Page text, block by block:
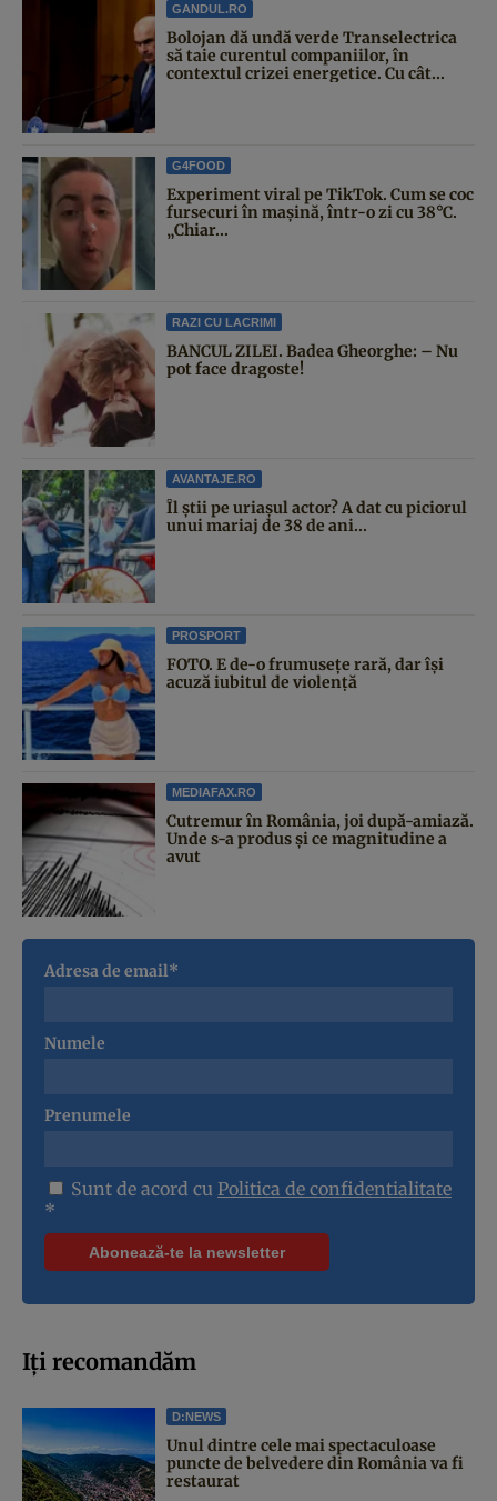
GANDUL.RO
Bolojan dă undă verde Transelectrica
să taie curentul companiilor, în
contextul crizei energetice. Cu cât...
G4FOOD
Experiment viral pe TikTok. Cum se coc
fursecuri în mașină, într-o zi cu 38°C.
„Chiar...
RAZI CU LACRIMI
BANCUL ZILEI. Badea Gheorghe: – Nu
pot face dragoste!
AVANTAJE.RO
Îl știi pe uriașul actor? A dat cu piciorul
unui mariaj de 38 de ani...
PROSPORT
FOTO. E de-o frumusețe rară, dar își
acuză iubitul de violență
MEDIAFAX.RO
Cutremur în România, joi după-amiază.
Unde s-a produs și ce magnitudine a
avut
Adresa de email*
Numele
Prenumele
Sunt de acord cu Politica de confidentialitate
*
Iți recomandăm
D:NEWS
Unul dintre cele mai spectaculoase
puncte de belvedere din România va fi
restaurat